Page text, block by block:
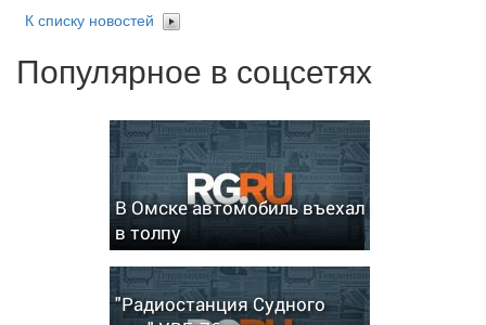
К списку новостей
Популярное в соцсетях
В Омске автомобиль въехал
в толпу
"Радиостанция Судного